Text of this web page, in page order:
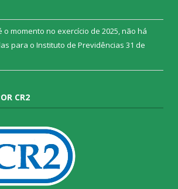
momento no exercício de 2025, não há
para o Instituto de Previdências 31 de
CR2